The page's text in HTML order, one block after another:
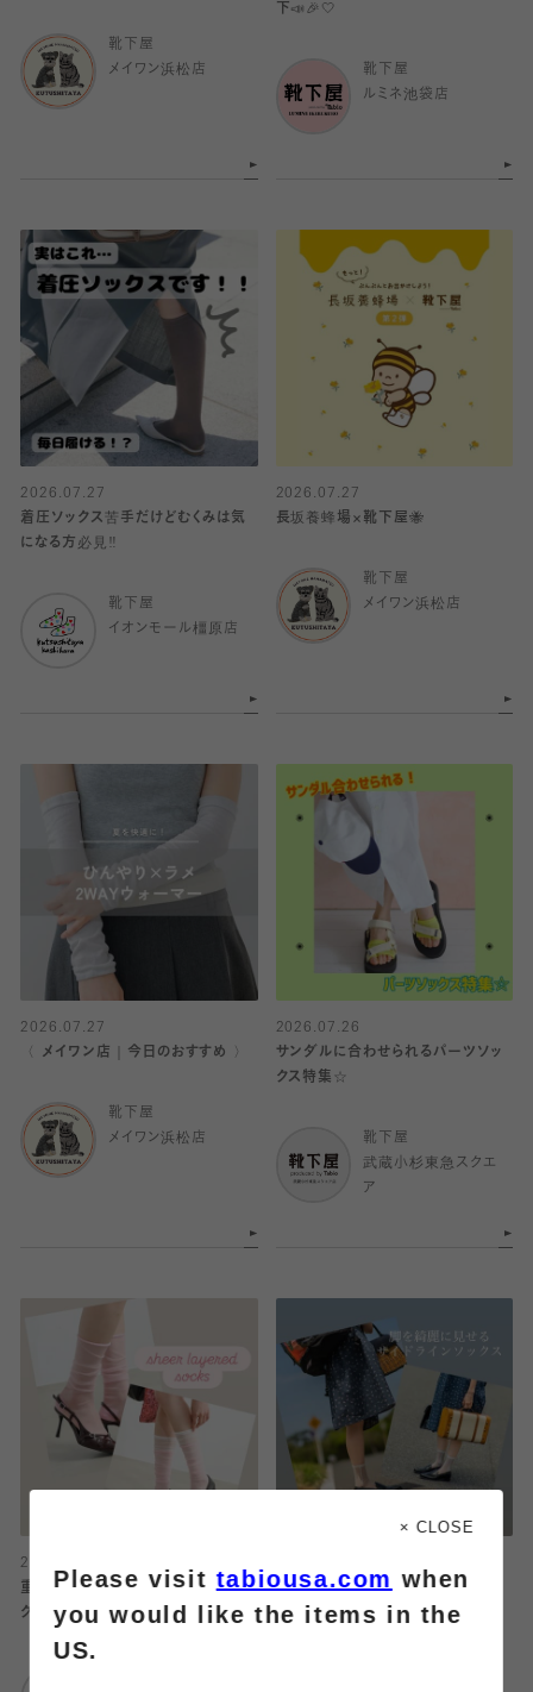
靴下屋
メイワン浜松店
下📣🎉🤍
靴下屋
ルミネ池袋店
2026.07.27
着圧ソックス苦手だけどむくみは気
になる方必見‼️
靴下屋
イオンモール橿原店
2026.07.27
長坂養蜂場×靴下屋🐝
靴下屋
メイワン浜松店
2026.07.27
〈 メイワン店｜今日のおすすめ 〉
靴下屋
メイワン浜松店
2026.07.26
サンダルに合わせられるパーツソッ
クス特集☆
靴下屋
武蔵小杉東急スクエ
ア
2026.07.26
重ねて可愛いシアーレイヤードソッ
クス💖
脚を綺麗に見せるサイド縦ラインソ
ックス
× CLOSE
Please visittabiousa.com when
you would like the items in the
US.